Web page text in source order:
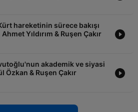
hareketinin sürece bakışı
Yıldırım & Ruşen Çakır
akademik ve siyasi
Özkan & Ruşen Çakır